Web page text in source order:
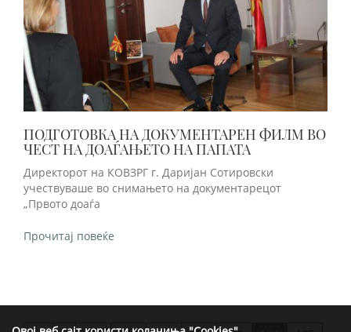
ПОДГОТОВКА НА ДОКУМЕНТАРЕН ФИЛМ ВО
ЧЕСТ НА ДОАЃАЊЕТО НА ПАПАТА
Директорот на КОВЗРГ г. Даријан Сотировски
учествуваше во снимањето на документарецот
„Првото доаѓа
Прочитај повеќе